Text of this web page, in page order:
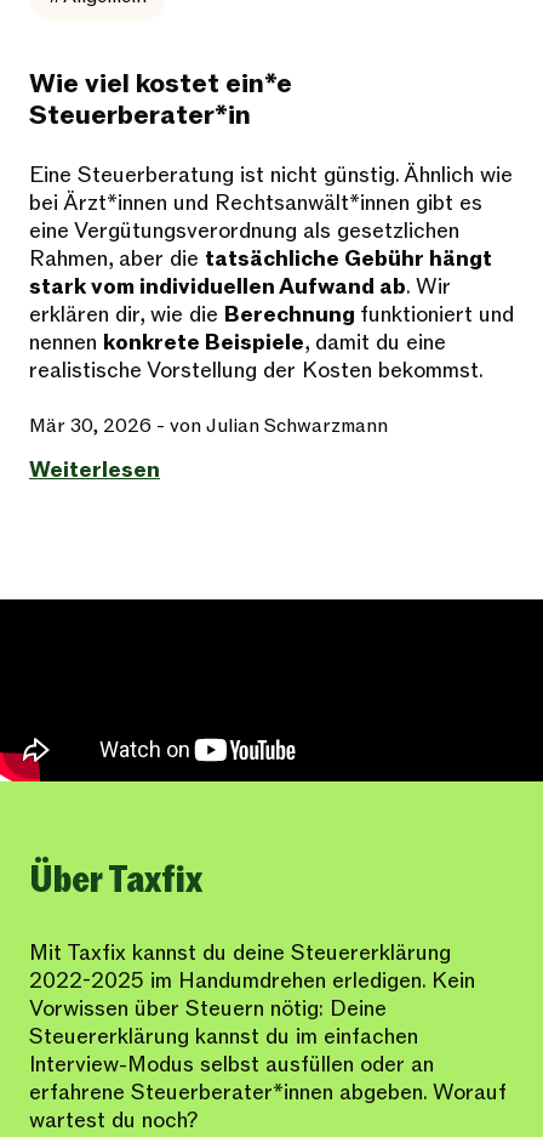
Wie viel kostet ein*e
Steuerberater*in
Eine Steuerberatung ist nicht günstig. Ähnlich wie
bei Ärzt*innen und Rechtsanwält*innen gibt es
eine Vergütungsverordnung als gesetzlichen
Rahmen, aber die tatsächliche Gebühr hängt
stark vom individuellen Aufwand ab. Wir
erklären dir, wie die Berechnung funktioniert und
nennen konkrete Beispiele, damit du eine
realistische Vorstellung der Kosten bekommst.
Mär 30, 2026 - von Julian Schwarzmann
Weiterlesen
Über Taxfix
Mit Taxfix kannst du deine Steuererklärung
2022-2025 im Handumdrehen erledigen. Kein
Vorwissen über Steuern nötig: Deine
Steuererklärung kannst du im einfachen
Interview-Modus selbst ausfüllen oder an
erfahrene Steuerberater*innen abgeben. Worauf
wartest du noch?